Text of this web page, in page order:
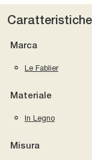
Caratteristiche
Marca
Le Fablier
Materiale
In Legno
Misura